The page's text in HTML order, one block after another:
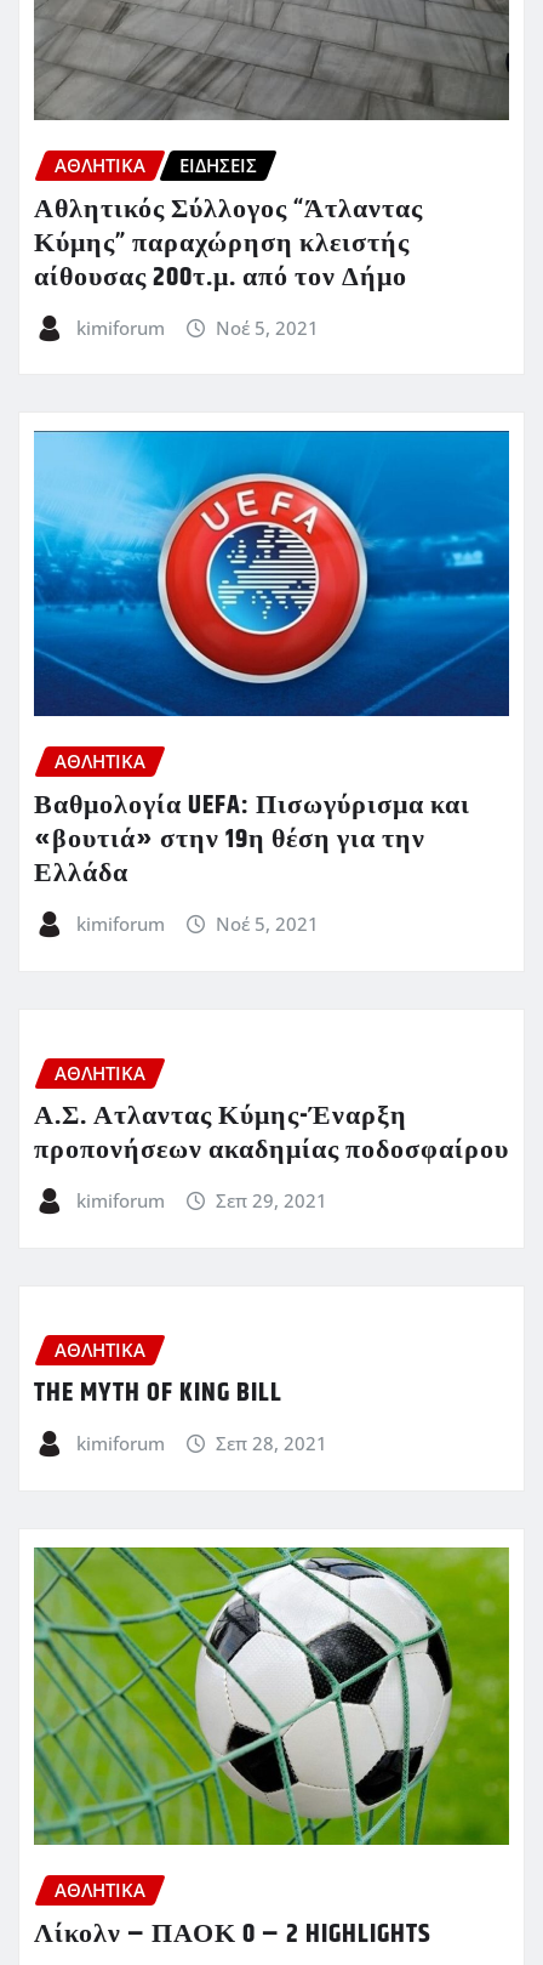
ΑΘΛΗΤΙΚΑ ΕΙΔΗΣΕΙΣ
Αθλητικός Σύλλογος “Άτλαντας
Κύμης” παραχώρηση κλειστής
αίθουσας 200τ.μ. από τον Δήμο
kimiforum Νοέ 5, 2021
ΑΘΛΗΤΙΚΑ
Βαθμολογία UEFA: Πισωγύρισμα και
«βουτιά» στην 19η θέση για την
Ελλάδα
kimiforum Νοέ 5, 2021
ΑΘΛΗΤΙΚΑ
Α.Σ. Ατλαντας Κύμης-Έναρξη
προπονήσεων ακαδημίας ποδοσφαίρου
kimiforum Σεπ 29, 2021
ΑΘΛΗΤΙΚΑ
THE MYTH OF KING BILL
kimiforum Σεπ 28, 2021
ΑΘΛΗΤΙΚΑ
Λίκολν – ΠΑΟΚ 0 – 2 HIGHLIGHTS